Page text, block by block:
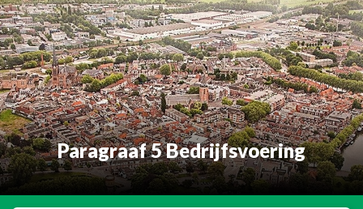
Paragraaf 5 Bedrijfsvoering